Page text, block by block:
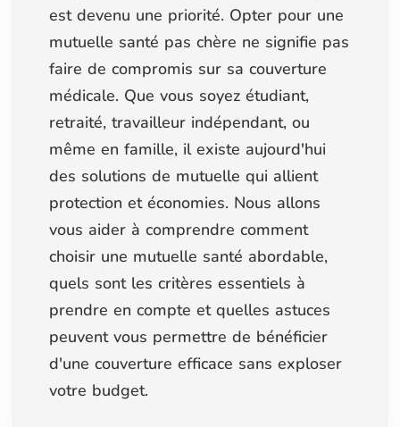
est devenu une priorité. Opter pour une
mutuelle santé pas chère ne signifie pas
faire de compromis sur sa couverture
médicale. Que vous soyez étudiant,
retraité, travailleur indépendant, ou
même en famille, il existe aujourd'hui
des solutions de mutuelle qui allient
protection et économies. Nous allons
vous aider à comprendre comment
choisir une mutuelle santé abordable,
quels sont les critères essentiels à
prendre en compte et quelles astuces
peuvent vous permettre de bénéficier
d'une couverture efficace sans exploser
votre budget.